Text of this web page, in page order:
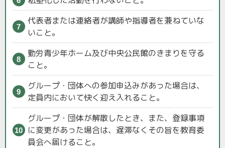
代表者または連絡者が講師や指導者を兼ねていな
いこと。
勤労青少年ホーム及び中央公民館のきまりを守る
こと。
グループ・団体への参加申込みがあった場合は、
定員内において快く迎え入れること。
グループ・団体が解散したとき、また、登録事項
に変更があった場合は、遅滞なくその旨を教育委
員会へ届けること。